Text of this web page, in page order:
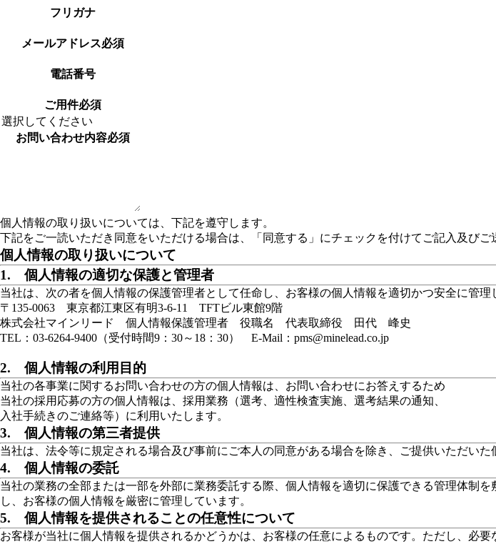
フリガナ
メールアドレス必須
電話番号
ご用件必須
お問い合わせ内容必須
個人情報の取り扱いについては、下記を遵守します。
下記をご一読いただき同意をいただける場合は、「同意する」にチェックを付けてご記入及びご
個人情報の取り扱いについて
1. 個人情報の適切な保護と管理者
当社は、次の者を個人情報の保護管理者として任命し、お客様の個人情報を適切かつ安全に管
〒135-0063 東京都江東区有明3-6-11 TFTビル東館9階
株式会社マインリード 個人情報保護管理者 役職名 代表取締役 田代 峰史
TEL：03-6264-9400（受付時間9：30～18：30） E-Mail：pms@minelead.co.jp
2. 個人情報の利用目的
当社の各事業に関するお問い合わせの方の個人情報は、お問い合わせにお答えするため
当社の採用応募の方の個人情報は、採用業務（選考、適性検査実施、選考結果の通知、
入社手続きのご連絡等）に利用いたします。
3. 個人情報の第三者提供
当社は、法令等に規定される場合及び事前にご本人の同意がある場合を除き、ご提供いただいた
4. 個人情報の委託
当社の業務の全部または一部を外部に業務委託する際、個人情報を適切に保護できる管理体制
し、お客様の個人情報を厳密に管理しています。
5. 個人情報を提供されることの任意性について
お客様が当社に個人情報を提供されるかどうかは、お客様の任意によるものです。ただし、必